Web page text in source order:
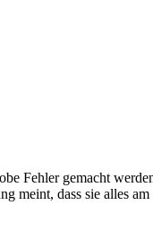
Fehler gemacht
dass sie alles